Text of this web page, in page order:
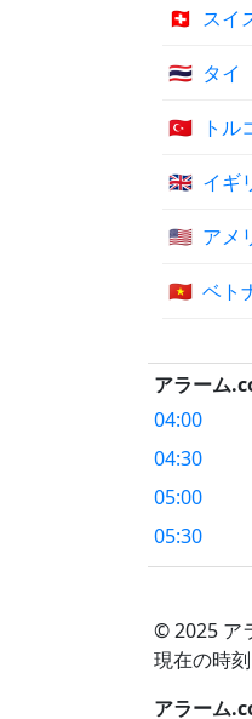
🇨🇭 スイ
🇹🇭 タイ
🇹🇷 トル
🇬🇧 イギ
🇺🇸 アメ
🇻🇳 ベト
アラーム
04:00
04:30
05:00
05:30
© 2025 ア
現在の時
アラーム